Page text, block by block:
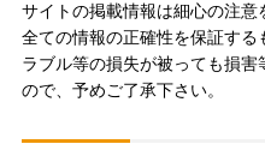
サイトの掲載情報は細心の注
全ての情報の正確性を保証する
ラブル等の損失が被っても損
ので、予めご了承下さい。